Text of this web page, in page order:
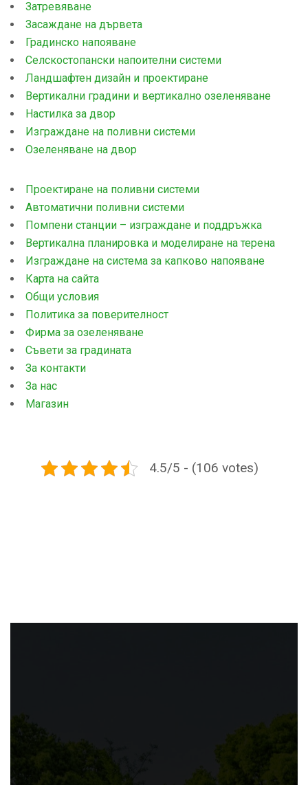
Затревяване
Засаждане на дървета
Градинско напояване
Селскостопански напоителни системи
Ландшафтен дизайн и проектиране
Вертикални градини и вертикално озеленяване
Настилка за двор
Изграждане на поливни системи
Озеленяване на двор
Проектиране на поливни системи
Автоматични поливни системи
Помпени станции – изграждане и поддръжка
Вертикална планировка и моделиране на терена
Изграждане на система за капково напояване
Карта на сайта
Общи условия
Политика за поверителност
Фирма за озеленяване
Съвети за градината
За контакти
За нас
Магазин
4.5/5 - (106 votes)